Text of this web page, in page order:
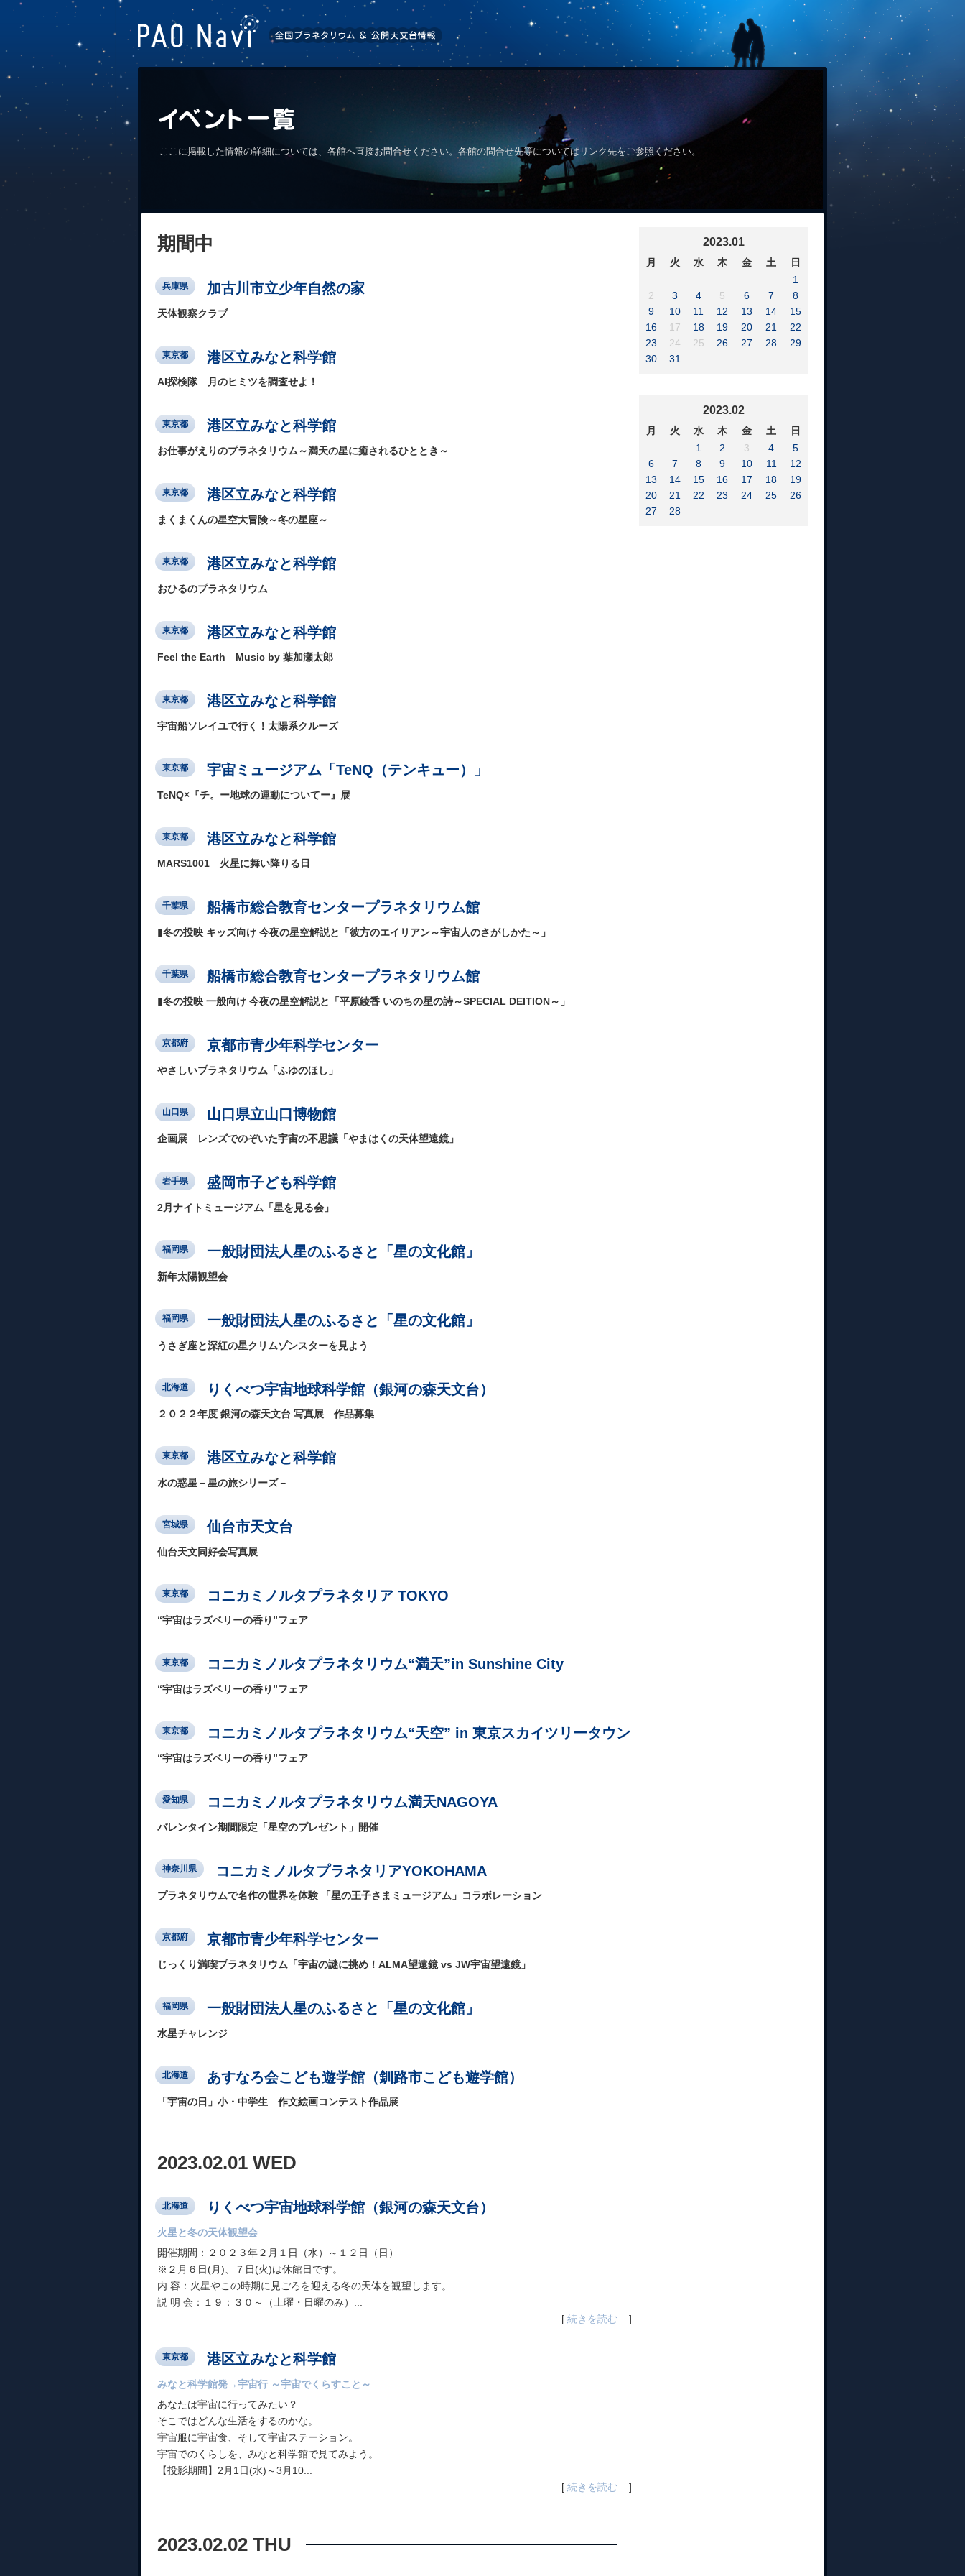
ここに掲載した情報の詳細については、各館へ直接お問合せください。各館の問合せ先等についてはリンク先をご参照ください。
2023.01
月 火 水 木 金 土
日
1
2
3 4 5 6 7
8
9
10 11 12 13 14
15
16
17 18 19 20 21
22
23
24 25 26 27 28
29
30
31
2023.02
月 火 水 木 金 土
日
1
2 3 4
5
6
7 8 9 10 11
12
13
14 15 16 17 18
19
20
21 22 23 24 25
26
27
28
期間中
兵庫県 加古川市立少年自然の家
天体観察クラブ
東京都 港区立みなと科学館
AI探検隊 月のヒミツを調査せよ！
東京都 港区立みなと科学館
お仕事がえりのプラネタリウム～満天の星に癒されるひととき～
東京都 港区立みなと科学館
まくまくんの星空大冒険～冬の星座～
東京都 港区立みなと科学館
おひるのプラネタリウム
東京都 港区立みなと科学館
Feel the Earth Music by 葉加瀬太郎
東京都 港区立みなと科学館
宇宙船ソレイユで行く！太陽系クルーズ
東京都 宇宙ミュージアム「TeNQ（テンキュー）」
TeNQ×『チ。ー地球の運動についてー』展
東京都 港区立みなと科学館
MARS1001 火星に舞い降りる日
千葉県 船橋市総合教育センタープラネタリウム館
▮冬の投映 キッズ向け 今夜の星空解説と「彼方のエイリアン～宇宙人のさがしかた～」
千葉県 船橋市総合教育センタープラネタリウム館
▮冬の投映 一般向け 今夜の星空解説と「平原綾香 いのちの星の詩～SPECIAL DEITION～」
京都府 京都市青少年科学センター
やさしいプラネタリウム「ふゆのほし」
山口県 山口県立山口博物館
企画展 レンズでのぞいた宇宙の不思議「やまはくの天体望遠鏡」
岩手県 盛岡市子ども科学館
2月ナイトミュージアム「星を見る会」
福岡県 一般財団法人星のふるさと「星の文化館」
新年太陽観望会
福岡県 一般財団法人星のふるさと「星の文化館」
うさぎ座と深紅の星クリムゾンスターを見よう
北海道 りくべつ宇宙地球科学館（銀河の森天文台）
２０２２年度 銀河の森天文台 写真展 作品募集
東京都 港区立みなと科学館
水の惑星－星の旅シリーズ－
宮城県 仙台市天文台
仙台天文同好会写真展
東京都 コニカミノルタプラネタリア TOKYO
“宇宙はラズベリーの香り”フェア
東京都 コニカミノルタプラネタリウム“満天”in Sunshine City
“宇宙はラズベリーの香り”フェア
東京都 コニカミノルタプラネタリウム“天空” in 東京スカイツリータウン
“宇宙はラズベリーの香り”フェア
愛知県 コニカミノルタプラネタリウム満天NAGOYA
バレンタイン期間限定「星空のプレゼント」開催
神奈川県 コニカミノルタプラネタリアYOKOHAMA
プラネタリウムで名作の世界を体験 「星の王子さまミュージアム」コラボレーション
京都府 京都市青少年科学センター
じっくり満喫プラネタリウム「宇宙の謎に挑め！ALMA望遠鏡 vs JW宇宙望遠鏡」
福岡県 一般財団法人星のふるさと「星の文化館」
水星チャレンジ
北海道 あすなろ会こども遊学館（釧路市こども遊学館）
「宇宙の日」小・中学生 作文絵画コンテスト作品展
2023.02.01 WED
北海道 りくべつ宇宙地球科学館（銀河の森天文台）
火星と冬の天体観望会
開催期間：２０２３年２月１日（水）～１２日（日）
※２月６日(月)、７日(火)は休館日です。
内 容：火星やこの時期に見ごろを迎える冬の天体を観望します。
説 明 会：１９：３０～（土曜・日曜のみ）...
[ 続きを読む... ]
東京都 港区立みなと科学館
みなと科学館発→宇宙行 ～宇宙でくらすこと～
あなたは宇宙に行ってみたい？
そこではどんな生活をするのかな。
宇宙服に宇宙食、そして宇宙ステーション。
宇宙でのくらしを、みなと科学館で見てみよう。
【投影期間】2月1日(水)～3月10...
[ 続きを読む... ]
2023.02.02 THU